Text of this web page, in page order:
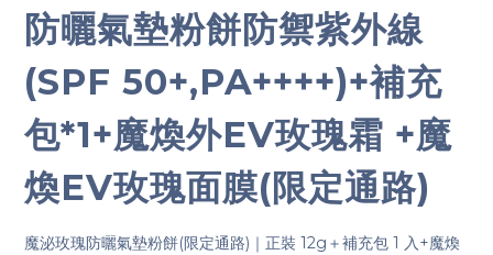
防曬氣墊粉餅防禦紫外線
(SPF 50+,PA++++)+補充
包*1+魔煥外EV玫瑰霜 +魔
煥EV玫瑰面膜(限定通路)
魔泌玫瑰防曬氣墊粉餅(限定通路)｜正裝 12g＋補充包 1 入+魔煥